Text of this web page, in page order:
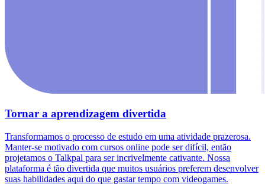
Tornar a aprendizagem divertida
Transformamos o processo de estudo em uma atividade prazerosa.
Manter-se motivado com cursos online pode ser difícil, então
projetamos o Talkpal para ser incrivelmente cativante. Nossa
plataforma é tão divertida que muitos usuários preferem desenvolver
suas habilidades aqui do que gastar tempo com videogames.